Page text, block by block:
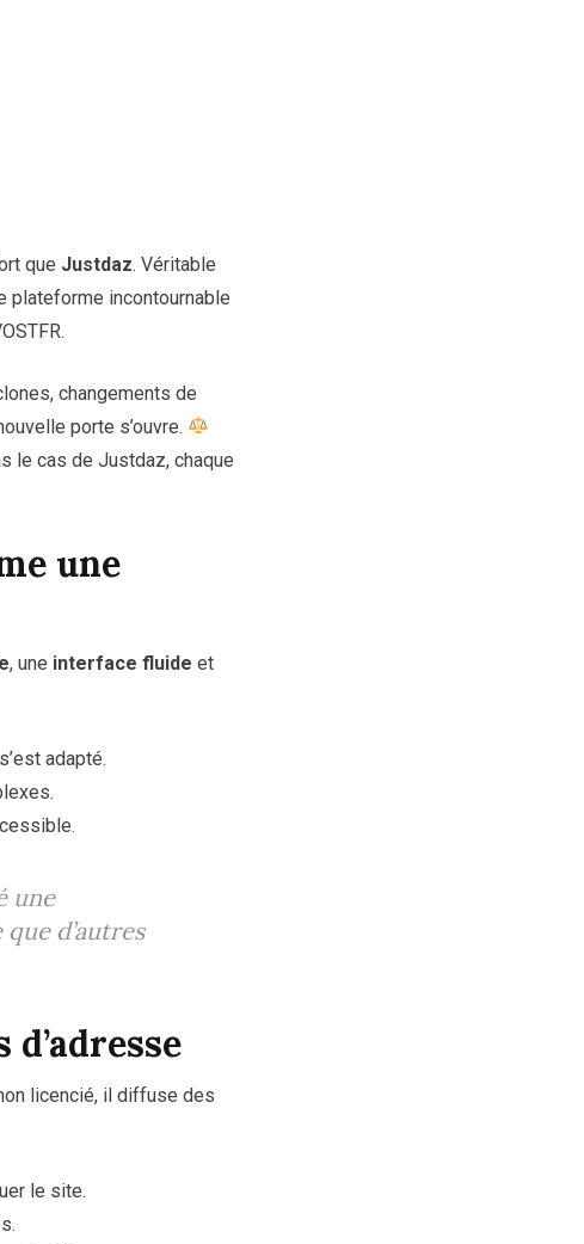
que Justdaz. Véritable
plateforme incontournable
changements de
porte s’ouvre.
le cas de Justdaz, chaque
une
, une interface fluide et
adapté.
une
d’autres
licencié, il diffuse des
le site.